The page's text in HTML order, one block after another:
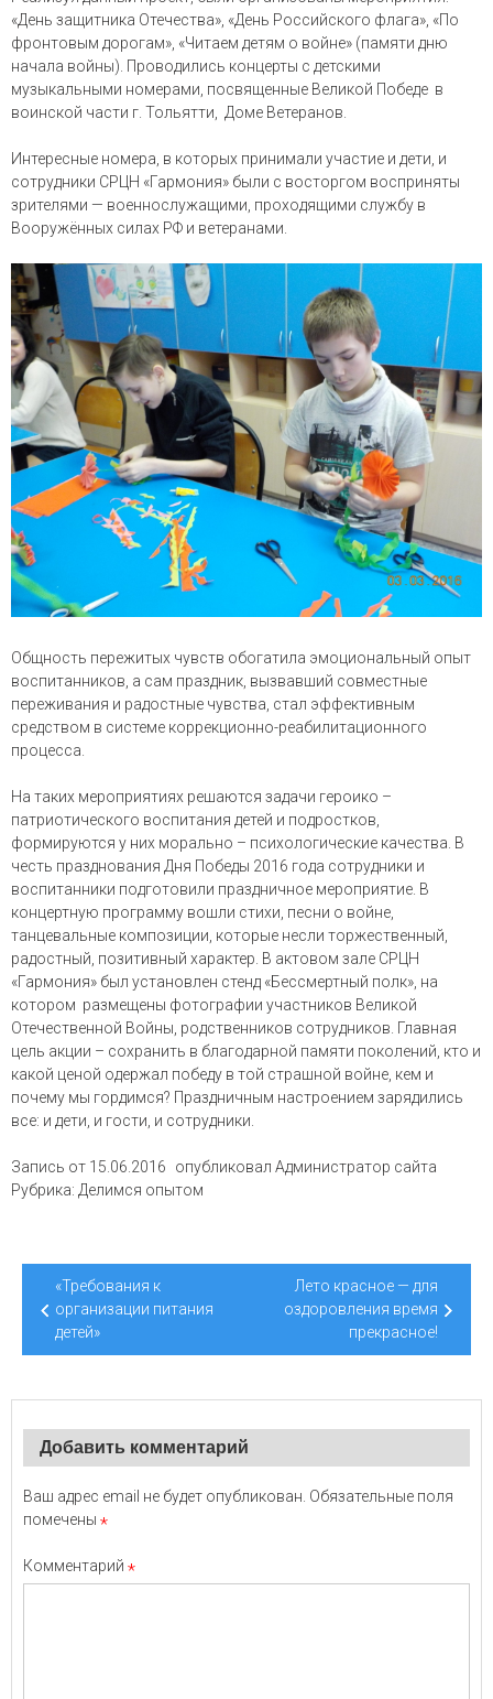
«День защитника Отечества», «День Российского флага», «По
фронтовым дорогам», «Читаем детям о войне» (памяти дню
начала войны). Проводились концерты с детскими
музыкальными номерами, посвященные Великой Победе в
воинской части г. Тольятти, Доме Ветеранов.
Интересные номера, в которых принимали участие и дети, и
сотрудники СРЦН «Гармония» были с восторгом восприняты
зрителями — военнослужащими, проходящими службу в
Вооружённых силах РФ и ветеранами.
Общность пережитых чувств обогатила эмоциональный опыт
воспитанников, а сам праздник, вызвавший совместные
переживания и радостные чувства, стал эффективным
средством в системе коррекционно-реабилитационного
процесса.
На таких мероприятиях решаются задачи героико –
патриотического воспитания детей и подростков,
формируются у них морально – психологические качества. В
честь празднования Дня Победы 2016 года сотрудники и
воспитанники подготовили праздничное мероприятие. В
концертную программу вошли стихи, песни о войне,
танцевальные композиции, которые несли торжественный,
радостный, позитивный характер. В актовом зале СРЦН
«Гармония» был установлен стенд «Бессмертный полк», на
котором размещены фотографии участников Великой
Отечественной Войны, родственников сотрудников. Главная
цель акции – сохранить в благодарной памяти поколений, кто и
какой ценой одержал победу в той страшной войне, кем и
почему мы гордимся? Праздничным настроением зарядились
все: и дети, и гости, и сотрудники.
Запись от 15.06.2016 опубликовал Администратор сайта
Рубрика: Делимся опытом
Навигация
записям
«Требования к
организации питания
детей»
Лето красное — для
оздоровления время
прекрасное!
Добавить комментарий
Ваш адрес email не будет опубликован. Обязательные поля
помечены *
Комментарий *